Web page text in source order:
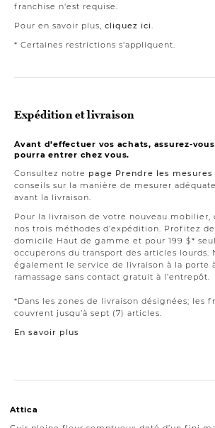
franchise n'est requise.
Pour en savoir plus, cliquez ici.
* Certaines restrictions s'appliquent.
Expédition et livraison
Avant d’effectuer vos achats, assurez-
pourra entrer chez vous.
Consultez notre page Prendre les mesures
conseils sur la manière de mesurer
avant la livraison.
Pour la livraison de votre nouveau mobilier,
nos trois méthodes d’expédition. Profitez
domicile Haut de gamme et pour 199 $*
occuperons du transport des articles lourds.
également le service de livraison à la porte
ramassage sans contact gratuit à l’entrepôt.
*Dans les zones de livraison désignées; les
couvrent jusqu’à sept (7) articles.
En savoir plus
Attica